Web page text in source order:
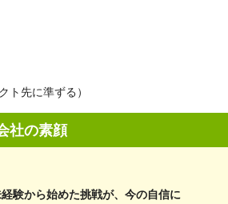
ト先に準ずる）
社の素顔
経験から始めた挑戦が、今の自信に